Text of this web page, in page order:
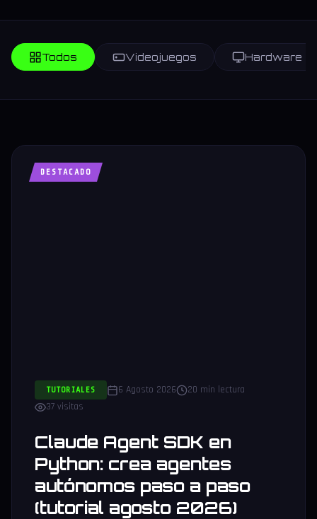
Todos Videojuegos Hardware
DESTACADO
TUTORIALES 6 Agosto 2026
20 min lectura
37 visitas
Claude Agent SDK en
Python: crea agentes
autónomos paso a paso
(tutorial agosto 2026)